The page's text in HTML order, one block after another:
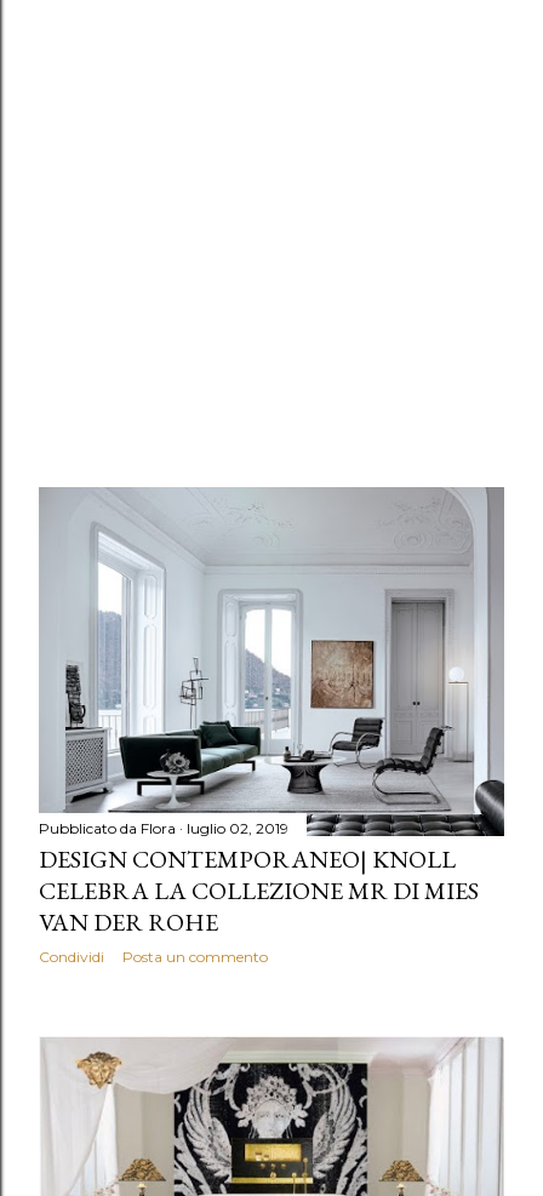
Pubblicato da Flora luglio 02, 2019
DESIGN CONTEMPORANEO| KNOLL
CELEBRA LA COLLEZIONE MR DI MIES
VAN DER ROHE
Condividi Posta un commento